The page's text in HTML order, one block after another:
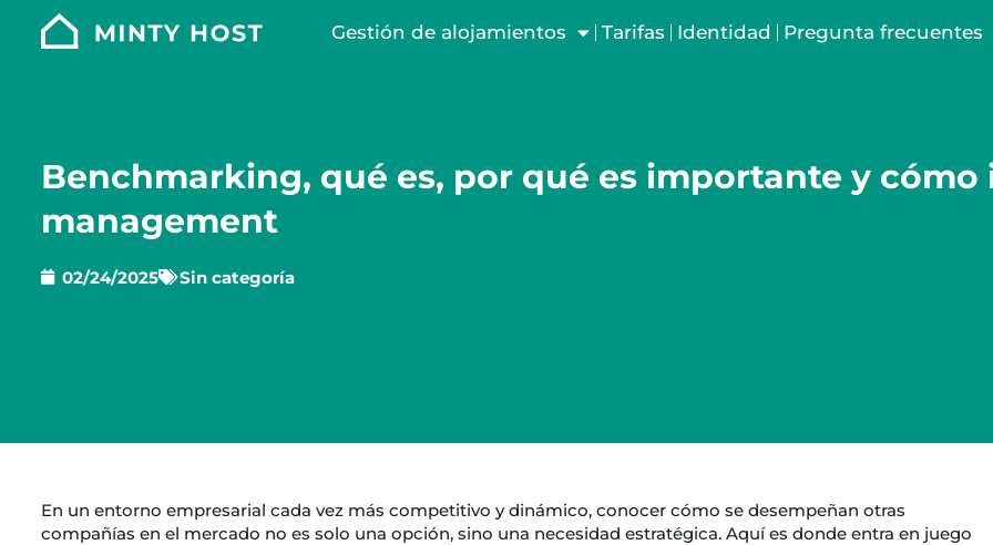
Gestión de alojamientos Tarifas Identidad Pregunta frecuentes
Benchmarking, qué es, por qué es importante y
management
02/24/2025 Sin categoría
En un entorno empresarial cada vez más competitivo y dinámico, conocer cómo se desempeñan otras
compañías en el mercado no es solo una opción, sino una necesidad estratégica. Aquí es donde entra en juego